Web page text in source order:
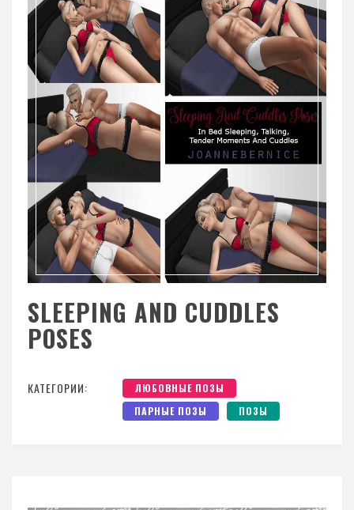
SLEEPING AND CUDDLES
POSES
КАТЕГОРИИ:
ЛЮБОВНЫЕ ПОЗЫ
ПАРНЫЕ ПОЗЫ
ПОЗЫ